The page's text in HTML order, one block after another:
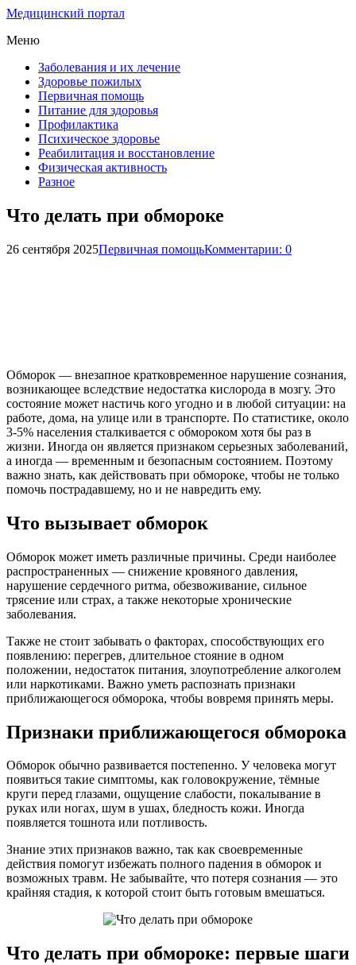
Медицинский портал
Меню
Заболевания и их лечение
Здоровье пожилых
Первичная помощь
Питание для здоровья
Профилактика
Психическое здоровье
Реабилитация и восстановление
Физическая активность
Разное
Что делать при обмороке
26 сентября 2025Первичная помощьКомментарии: 0
Обморок — внезапное кратковременное нарушение сознания,
возникающее вследствие недостатка кислорода в мозгу. Это
состояние может настичь кого угодно и в любой ситуации: на
работе, дома, на улице или в транспорте. По статистике, около
3-5% населения сталкивается с обмороком хотя бы раз в
жизни. Иногда он является признаком серьезных заболеваний,
а иногда — временным и безопасным состоянием. Поэтому
важно знать, как действовать при обмороке, чтобы не только
помочь пострадавшему, но и не навредить ему.
Что вызывает обморок
Обморок может иметь различные причины. Среди наиболее
распространенных — снижение кровяного давления,
нарушение сердечного ритма, обезвоживание, сильное
трясение или страх, а также некоторые хронические
заболевания.
Также не стоит забывать о факторах, способствующих его
появлению: перегрев, длительное стояние в одном
положении, недостаток питания, злоупотребление алкоголем
или наркотиками. Важно уметь распознать признаки
приближающегося обморока, чтобы вовремя принять меры.
Признаки приближающегося обморока
Обморок обычно развивается постепенно. У человека могут
появиться такие симптомы, как головокружение, тёмные
круги перед глазами, ощущение слабости, покалывание в
руках или ногах, шум в ушах, бледность кожи. Иногда
появляется тошнота или потливость.
Знание этих признаков важно, так как своевременные
действия помогут избежать полного падения в обморок и
возможных травм. Не забывайте, что потеря сознания — это
крайняя стадия, к которой стоит быть готовым вмешаться.
Что делать при обмороке: первые шаги